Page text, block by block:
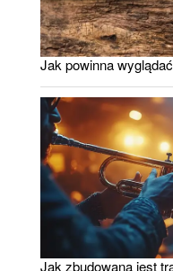
Jak powinna
Jak zbudowana jest